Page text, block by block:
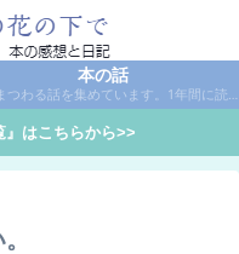
本の話
本にまつわる話を集めています。1年間に読んだ本の総括や、本に関する話題など。
』はこちらから>>